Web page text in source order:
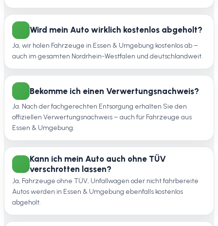
Wird mein Auto wirklich kostenlos abgeholt?
Ja, wir holen Fahrzeuge in Essen & Umgebung kostenlos ab –
auch im gesamten Nordrhein-Westfalen und deutschlandweit.
Bekomme ich einen Verwertungsnachweis?
Ja. Nach der fachgerechten Entsorgung erhalten Sie den
offiziellen Verwertungsnachweis – auch für Fahrzeuge aus
Essen & Umgebung.
Kann ich mein Auto auch ohne TÜV
verschrotten lassen?
Ja, Fahrzeuge ohne TÜV, Unfallwagen oder nicht fahrbereite
Autos werden in Essen & Umgebung ebenfalls kostenlos
abgeholt.